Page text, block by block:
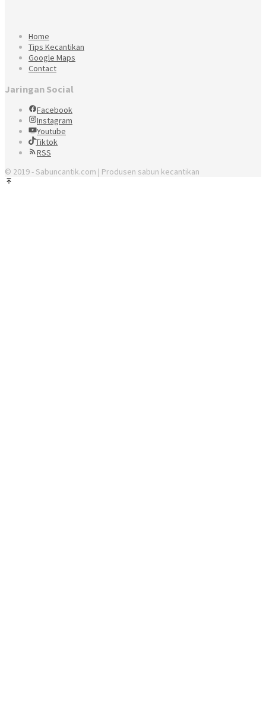
Home
Tips Kecantikan
Google Maps
Contact
Jaringan Social
Facebook
Instagram
Youtube
Tiktok
RSS
© 2019 - Sabuncantik.com | Produsen sabun kecantikan